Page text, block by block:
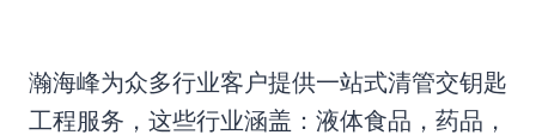
瀚海峰为众多行业客户提供一站式清管交钥匙
工程服务，这些行业涵盖：液体食品，药品，